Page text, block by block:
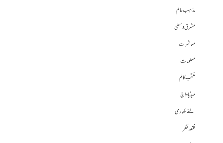
مذاہب عالم
مشرق وسطی
معاشرت
معلومات
منتخب کالم
میڈیا واچ
نئے لکھاری
نقطہ نظر